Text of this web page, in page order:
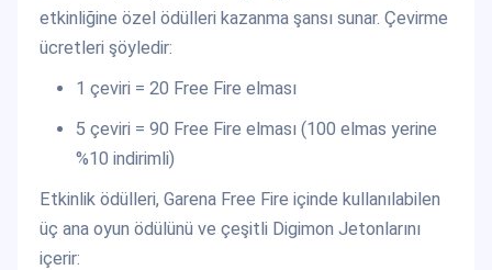
etkinliğine özel ödülleri kazanma şansı sunar. Çevirme
ücretleri şöyledir:
1 çeviri = 20 Free Fire elması
5 çeviri = 90 Free Fire elması (100 elmas yerine
%10 indirimli)
Etkinlik ödülleri, Garena Free Fire içinde kullanılabilen
üç ana oyun ödülünü ve çeşitli Digimon Jetonlarını
içerir: